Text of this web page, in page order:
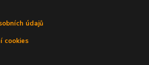
údajů
cookies